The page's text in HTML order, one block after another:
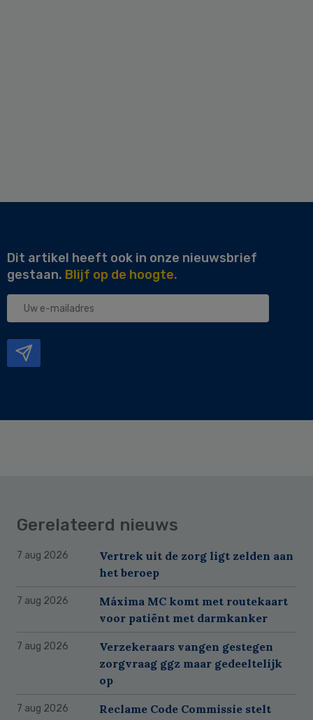
Dit artikel heeft ook in onze nieuwsbrief
gestaan. Blijf op de hoogte.
Uw
Gerelateerd nieuws
7 aug 2026
Vertrek uit de zorg ligt zelden aan
het beroep
7 aug 2026
Máxima MC komt met routekaart
voor patiënt met darmkanker
7 aug 2026
Verzekeraars vangen gestegen
zorgvraag ggz maar gedeeltelijk
op
7 aug 2026
Reclame Code Commissie stelt